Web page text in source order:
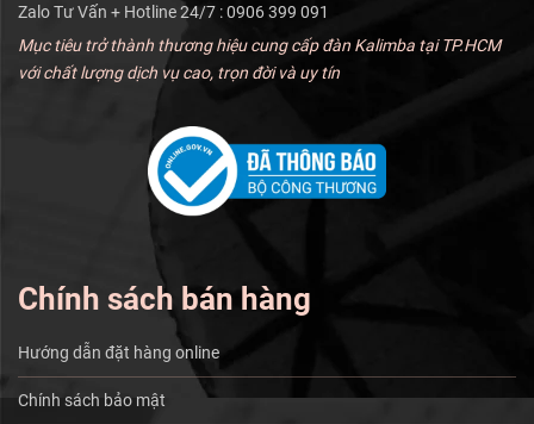
Zalo Tư Vấn + Hotline 24/7 : 0906 399 091
Mục tiêu trở thành thương hiệu cung cấp đàn Kalimba tại TP.HCM
với chất lượng dịch vụ cao, trọn đời và uy tín
Chính sách bán hàng
Hướng dẫn đặt hàng online
Chính sách bảo mật